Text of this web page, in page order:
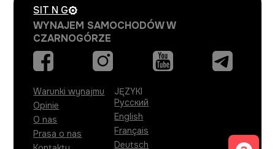
SIT N G
WYNAJEM SAMOCHODÓW W
CZARNOGÓRZE
Warunki wynajmu
Opinie
O nas
Prasa o nas
JĘZYKI
Русский
English
Français
Deutsch